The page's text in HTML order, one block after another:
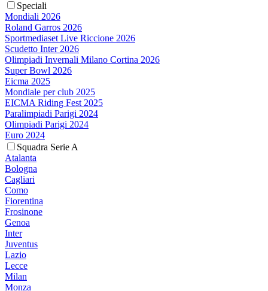
Speciali
Mondiali 2026
Roland Garros 2026
Sportmediaset Live Riccione 2026
Scudetto Inter 2026
Olimpiadi Invernali Milano Cortina 2026
Super Bowl 2026
Eicma 2025
Mondiale per club 2025
EICMA Riding Fest 2025
Paralimpiadi Parigi 2024
Olimpiadi Parigi 2024
Euro 2024
Squadra Serie A
Atalanta
Bologna
Cagliari
Como
Fiorentina
Frosinone
Genoa
Inter
Juventus
Lazio
Lecce
Milan
Monza